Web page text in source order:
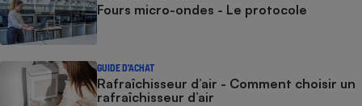
Fours micro-ondes - Le protocole
GUIDE D'ACHAT
Rafraîchisseur d’air - Comment choisir un
rafraîchisseur d’air